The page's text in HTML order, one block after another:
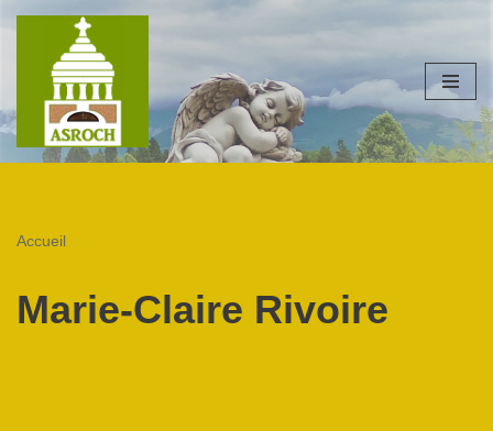
contenu
Accueil
Marie-Claire Rivoire